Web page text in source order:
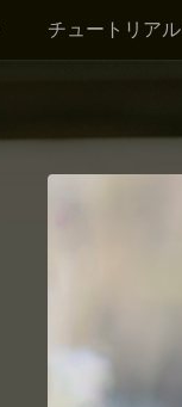
チュートリアル
×